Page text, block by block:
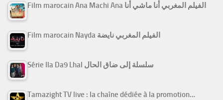
Film marocain Ana Machi Ana الفيلم المغربي أنا ماشي أنا
Film marocain Nayda الفيلم المغربي نايضة
Série Ila Da9 Lhal سلسلة إلى ضاق الحال
Tamazight TV live : la chaîne dédiée à la promotion…